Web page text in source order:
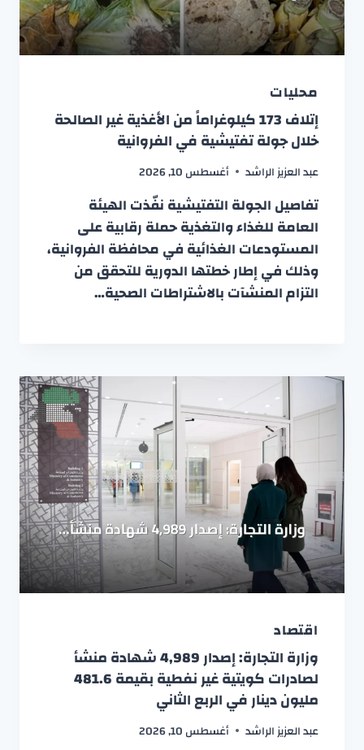
محليات
إتلاف 173 كيلوغراماً من الأغذية غير الصالحة
خلال جولة تفتيشية في الفروانية
عبد العزيز الراشد أغسطس 10, 2026
تفاصيل الجولة التفتيشية نفّذت الهيئة
العامة للغذاء والتغذية حملة رقابية على
المستودعات الغذائية في محافظة الفروانية،
وذلك في إطار خطتها الدورية للتحقق من
التزام المنشآت بالاشتراطات الصحية…
اقتصاد
وزارة التجارة: إصدار 4,989 شهادة منشأ
لصادرات كويتية غير نفطية بقيمة 481.6
مليون دينار في الربع الثاني
عبد العزيز الراشد أغسطس 10, 2026